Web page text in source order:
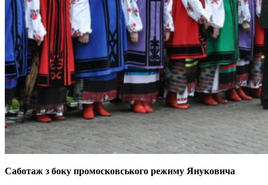
Саботаж з боку промосковського режиму Януковича